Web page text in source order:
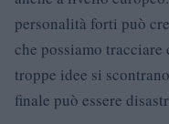
personalità forti può
che possiamo
troppe idee si
finale può essere